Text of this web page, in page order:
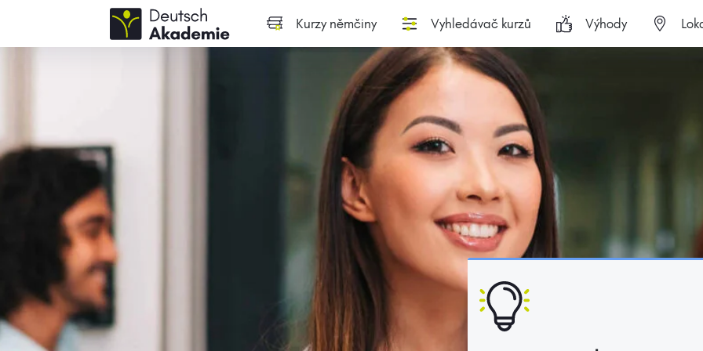
Kurzy němčiny Vyhledávač kurzů Výhody